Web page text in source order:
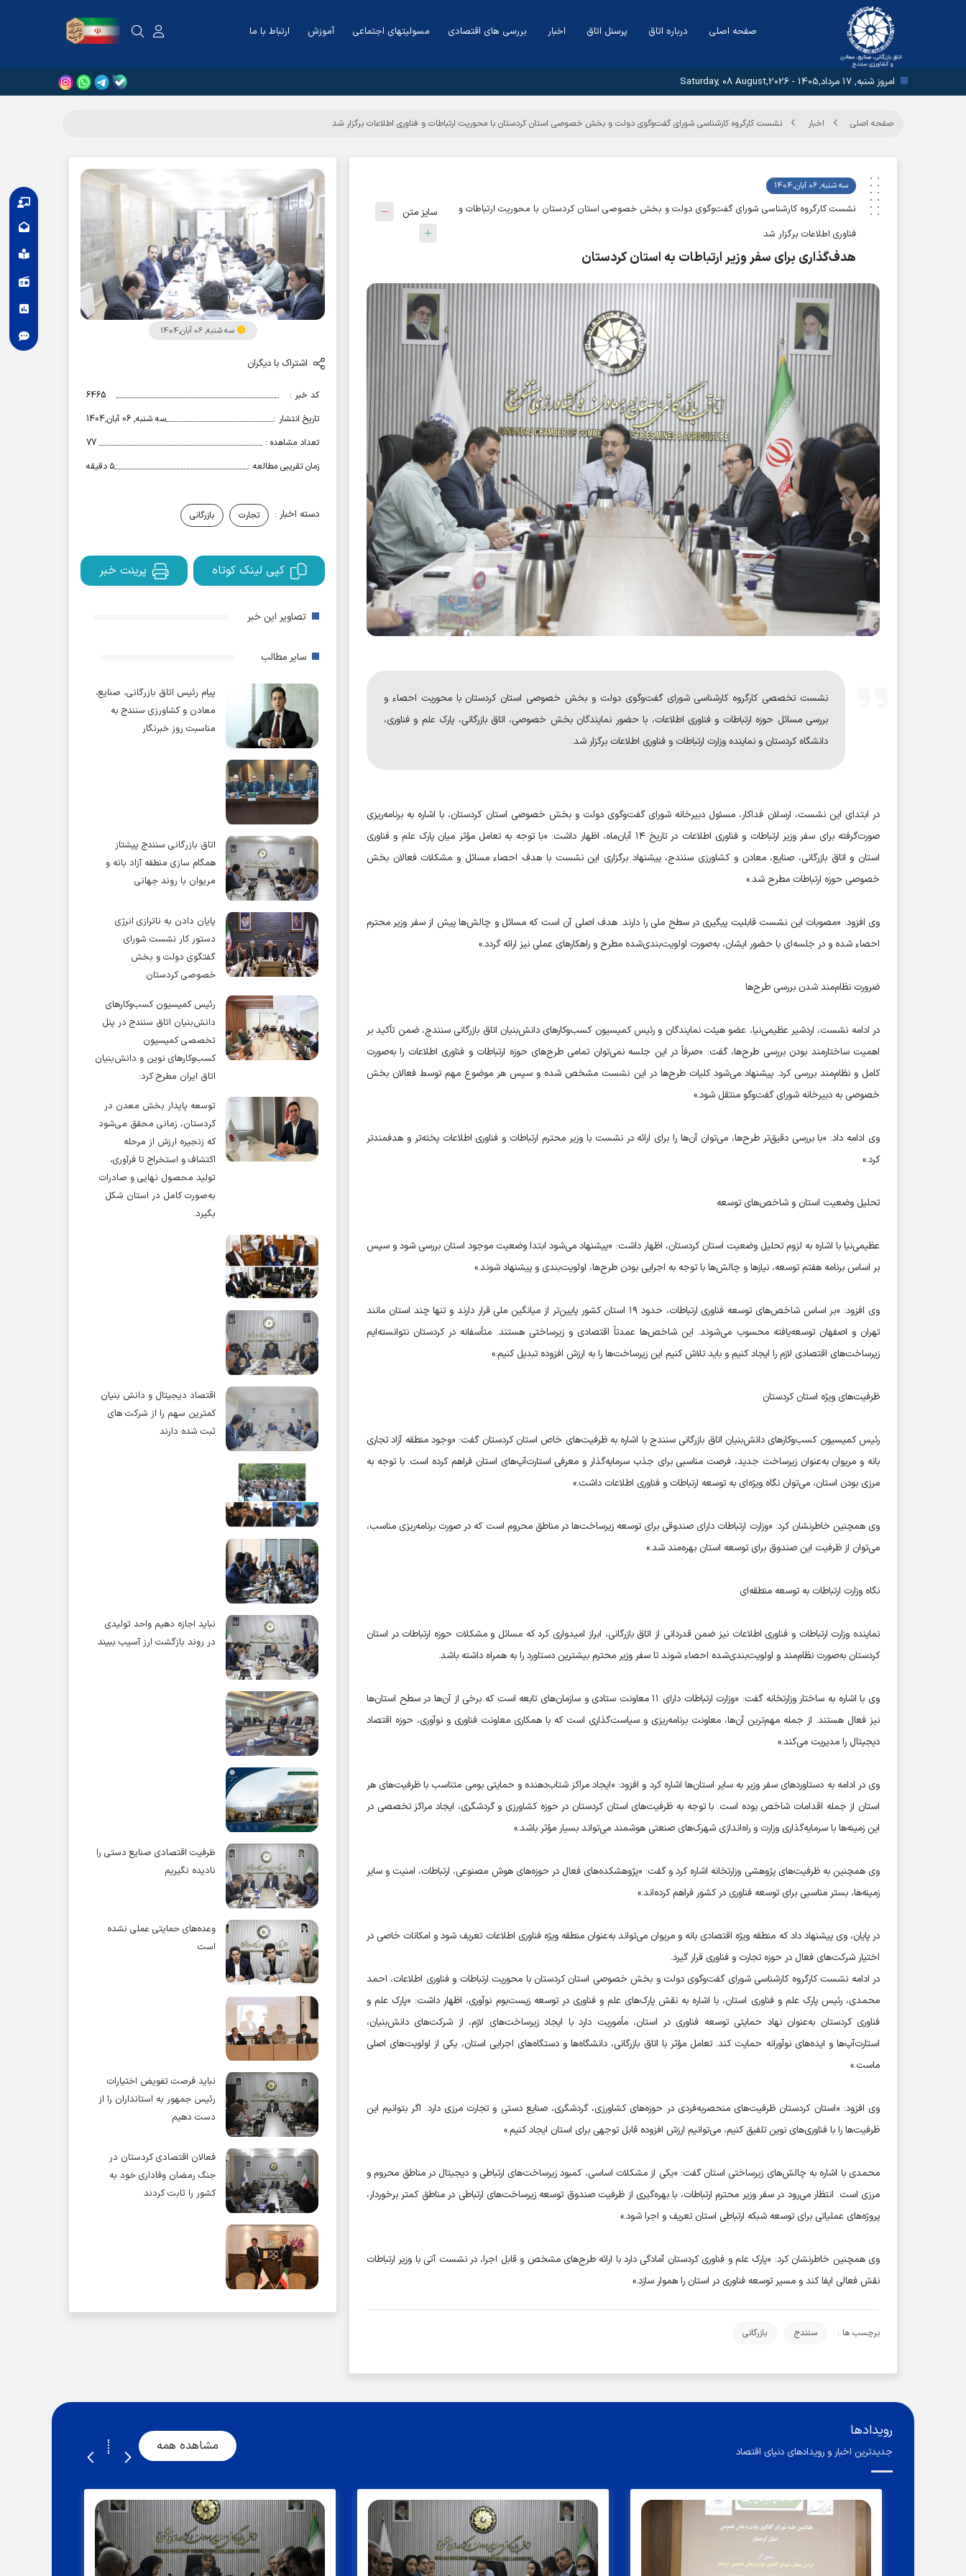
صفحه اصلی درباره اتاق پرسنل اتاق اخبار بررسی های اقتصادی مسولیتهای اجتماعی آموزش ارتباط با ما
امروز شنبه, 17 مرداد,1405 - Saturday, 08 August,2026
صفحه اصلی اخبار نشست کارگروه کارشناسی شورای گفت‌وگوی دولت و بخش خصوصی استان کردستان با محوریت ارتباطات و فناوری اطلاعات برگزار شد
سه شنبه, 06 آبان,1404
نشست کارگروه کارشناسی شورای گفت‌وگوی دولت و بخش خصوصی استان کردستان با محوریت ارتباطات و
فناوری اطلاعات برگزار شد
هدف‌گذاری برای سفر وزیر ارتباطات به استان کردستان
سایز متن
نشست تخصصی کارگروه کارشناسی شورای گفت‌وگوی دولت و بخش خصوصی استان کردستان با محوریت احصاء و
بررسی مسائل حوزه ارتباطات و فناوری اطلاعات، با حضور نمایندگان بخش خصوصی، اتاق بازرگانی، پارک علم و فناوری،
دانشگاه کردستان و نماینده وزارت ارتباطات و فناوری اطلاعات برگزار شد.
در ابتدای این نشست، ارسلان فداکار، مسئول دبیرخانه شورای گفت‌وگوی دولت و بخش خصوصی استان کردستان، با اشاره به برنامه‌ریزی
صورت‌گرفته برای سفر وزیر ارتباطات و فناوری اطلاعات در تاریخ ۱۴ آبان‌ماه، اظهار داشت: «با توجه به تعامل مؤثر میان پارک علم و فناوری
استان و اتاق بازرگانی، صنایع، معادن و کشاورزی سنندج، پیشنهاد برگزاری این نشست با هدف احصاء مسائل و مشکلات فعالان بخش
خصوصی حوزه ارتباطات مطرح شد.»
وی افزود: «مصوبات این نشست قابلیت پیگیری در سطح ملی را دارند. هدف اصلی آن است که مسائل و چالش‌ها پیش از سفر وزیر محترم
احصاء شده و در جلسه‌ای با حضور ایشان، به‌صورت اولویت‌بندی‌شده مطرح و راهکارهای عملی نیز ارائه گردد.»
ضرورت نظام‌مند شدن بررسی طرح‌ها
در ادامه نشست، اردشیر عظیمی‌نیا، عضو هیئت نمایندگان و رئیس کمیسیون کسب‌وکارهای دانش‌بنیان اتاق بازرگانی سنندج، ضمن تأکید بر
اهمیت ساختارمند بودن بررسی طرح‌ها، گفت: «صرفاً در این جلسه نمی‌توان تمامی طرح‌های حوزه ارتباطات و فناوری اطلاعات را به‌صورت
کامل و نظام‌مند بررسی کرد. پیشنهاد می‌شود کلیات طرح‌ها در این نشست مشخص شده و سپس هر موضوع مهم توسط فعالان بخش
خصوصی به دبیرخانه شورای گفت‌وگو منتقل شود.»
وی ادامه داد: «با بررسی دقیق‌تر طرح‌ها، می‌توان آن‌ها را برای ارائه در نشست با وزیر محترم ارتباطات و فناوری اطلاعات پخته‌تر و هدفمندتر
کرد.»
تحلیل وضعیت استان و شاخص‌های توسعه
عظیمی‌نیا با اشاره به لزوم تحلیل وضعیت استان کردستان، اظهار داشت: «پیشنهاد می‌شود ابتدا وضعیت موجود استان بررسی شود و سپس
بر اساس برنامه هفتم توسعه، نیازها و چالش‌ها با توجه به اجرایی بودن طرح‌ها، اولویت‌بندی و پیشنهاد شوند.»
وی افزود: «بر اساس شاخص‌های توسعه فناوری ارتباطات، حدود ۱۹ استان کشور پایین‌تر از میانگین ملی قرار دارند و تنها چند استان مانند
تهران و اصفهان توسعه‌یافته محسوب می‌شوند. این شاخص‌ها عمدتاً اقتصادی و زیرساختی هستند. متأسفانه در کردستان نتوانسته‌ایم
زیرساخت‌های اقتصادی لازم را ایجاد کنیم و باید تلاش کنیم این زیرساخت‌ها را به ارزش افزوده تبدیل کنیم.»
ظرفیت‌های ویژه استان کردستان
رئیس کمیسیون کسب‌وکارهای دانش‌بنیان اتاق بازرگانی سنندج با اشاره به ظرفیت‌های خاص استان کردستان گفت: «وجود منطقه آزاد تجاری
بانه و مریوان به‌عنوان زیرساخت جدید، فرصت مناسبی برای جذب سرمایه‌گذار و معرفی استارت‌آپ‌های استان فراهم کرده است. با توجه به
مرزی بودن استان، می‌توان نگاه ویژه‌ای به توسعه ارتباطات و فناوری اطلاعات داشت.»
وی همچنین خاطرنشان کرد: «وزارت ارتباطات دارای صندوقی برای توسعه زیرساخت‌ها در مناطق محروم است که در صورت برنامه‌ریزی مناسب،
می‌توان از ظرفیت این صندوق برای توسعه استان بهره‌مند شد.»
نگاه وزارت ارتباطات به توسعه منطقه‌ای
نماینده وزارت ارتباطات و فناوری اطلاعات نیز ضمن قدردانی از اتاق بازرگانی، ابراز امیدواری کرد که مسائل و مشکلات حوزه ارتباطات در استان
کردستان به‌صورت نظام‌مند و اولویت‌بندی‌شده احصاء شوند تا سفر وزیر محترم بیشترین دستاورد را به همراه داشته باشد.
وی با اشاره به ساختار وزارتخانه گفت: «وزارت ارتباطات دارای ۱۱ معاونت ستادی و سازمان‌های تابعه است که برخی از آن‌ها در سطح استان‌ها
نیز فعال هستند. از جمله مهم‌ترین آن‌ها، معاونت برنامه‌ریزی و سیاست‌گذاری است که با همکاری معاونت فناوری و نوآوری، حوزه اقتصاد
دیجیتال را مدیریت می‌کند.»
وی در ادامه به دستاوردهای سفر وزیر به سایر استان‌ها اشاره کرد و افزود: «ایجاد مراکز شتاب‌دهنده و حمایتی بومی متناسب با ظرفیت‌های هر
استان از جمله اقدامات شاخص بوده است. با توجه به ظرفیت‌های استان کردستان در حوزه کشاورزی و گردشگری، ایجاد مراکز تخصصی در
این زمینه‌ها با سرمایه‌گذاری وزارت و راه‌اندازی شهرک‌های صنعتی هوشمند می‌تواند بسیار مؤثر باشد.»
وی همچنین به ظرفیت‌های پژوهشی وزارتخانه اشاره کرد و گفت: «پژوهشکده‌های فعال در حوزه‌های هوش مصنوعی، ارتباطات، امنیت و سایر
زمینه‌ها، بستر مناسبی برای توسعه فناوری در کشور فراهم کرده‌اند.»
در پایان، وی پیشنهاد داد که منطقه ویژه اقتصادی بانه و مریوان می‌تواند به‌عنوان منطقه ویژه فناوری اطلاعات تعریف شود و امکانات خاصی در
اختیار شرکت‌های فعال در حوزه تجارت و فناوری قرار گیرد.
در ادامه نشست کارگروه کارشناسی شورای گفت‌وگوی دولت و بخش خصوصی استان کردستان با محوریت ارتباطات و فناوری اطلاعات، احمد
محمدی، رئیس پارک علم و فناوری استان، با اشاره به نقش پارک‌های علم و فناوری در توسعه زیست‌بوم نوآوری، اظهار داشت: «پارک علم و
فناوری کردستان به‌عنوان نهاد حمایتی توسعه فناوری در استان، مأموریت دارد با ایجاد زیرساخت‌های لازم، از شرکت‌های دانش‌بنیان،
استارت‌آپ‌ها و ایده‌های نوآورانه حمایت کند. تعامل مؤثر با اتاق بازرگانی، دانشگاه‌ها و دستگاه‌های اجرایی استان، یکی از اولویت‌های اصلی
ماست.»
وی افزود: «استان کردستان ظرفیت‌های منحصربه‌فردی در حوزه‌های کشاورزی، گردشگری، صنایع دستی و تجارت مرزی دارد. اگر بتوانیم این
ظرفیت‌ها را با فناوری‌های نوین تلفیق کنیم، می‌توانیم ارزش افزوده قابل توجهی برای استان ایجاد کنیم.»
محمدی با اشاره به چالش‌های زیرساختی استان گفت: «یکی از مشکلات اساسی، کمبود زیرساخت‌های ارتباطی و دیجیتال در مناطق محروم و
مرزی است. انتظار می‌رود در سفر وزیر محترم ارتباطات، با بهره‌گیری از ظرفیت صندوق توسعه زیرساخت‌های ارتباطی در مناطق کمتر برخوردار،
پروژه‌های عملیاتی برای توسعه شبکه ارتباطی استان تعریف و اجرا شود.»
وی همچنین خاطرنشان کرد: «پارک علم و فناوری کردستان آمادگی دارد با ارائه طرح‌های مشخص و قابل اجرا، در نشست آتی با وزیر ارتباطات
نقش فعالی ایفا کند و مسیر توسعه فناوری در استان را هموار سازد.»
برچسب ها : سنندج بازرگانی
سه شنبه, 06 آبان,1404
اشتراک با دیگران
کد خبر :
6465
تاریخ انتشار :
سه شنبه, 06 آبان,1404
تعداد مشاهده :
77
زمان تقریبی مطالعه :
۵ دقیقه
دسته اخبار : تجارت بازرگانی
کپی لینک کوتاه پرینت خبر
تصاویر این خبر
سایر مطالب
پیام رئیس اتاق بازرگانی، صنایع،
معادن و کشاورزی سنندج به
مناسبت روز خبرنگار
اتاق بازرگانی سنندج پیشتاز
همگام سازی منطقه آزاد بانه و
مریوان با روند جهانی
پایان دادن به ناترازی انرژی
دستور کار نشست شورای
گفتگوی دولت و بخش
خصوصی کردستان
رئیس کمیسیون کسب‌وکارهای
دانش‌بنیان اتاق سنندج در پنل
تخصصی کمیسیون
کسب‌وکارهای نوین و دانش‌بنیان
اتاق ایران مطرح کرد:
توسعه پایدار بخش معدن در
کردستان، زمانی محقق می‌شود
که زنجیره ارزش از مرحله
اکتشاف و استخراج تا فرآوری،
تولید محصول نهایی و صادرات
به‌صورت کامل در استان شکل
بگیرد.
اقتصاد دیجیتال و دانش بنیان
کمترین سهم را از شرکت های
ثبت شده دارند
نباید اجازه دهیم واحد تولیدی
در روند بازگشت ارز آسیب ببیند
ظرفیت اقتصادی صنایع دستی را
نادیده نگیریم
وعده‌های حمایتی عملی نشده
است
نباید فرصت تفویض اختیارات
رئیس جمهور به استانداران را از
دست دهیم
فعالان اقتصادی کردستان در
جنگ رمضان وفاداری خود به
کشور را ثابت کردند
رویدادها
جدیدترین اخبار و رویدادهای دنیای اقتصاد مشاهده همه